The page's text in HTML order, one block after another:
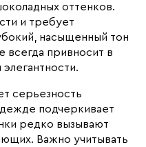
оттенков.
и требует
насыщенный тон
всегда привносит в
серьезность
подчеркивает
редко вызывают
Важно учитывать